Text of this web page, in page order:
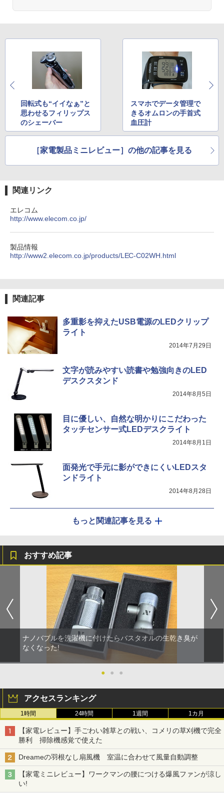
回転式も“イイなぁ”と
思わせるフィリップス
のシェーバー
スマホでデータ管理で
きるオムロンの手首式
血圧計
［家電製品ミニレビュー］の他の記事を見る
関連リンク
エレコム
http://www.elecom.co.jp/
製品情報
http://www2.elecom.co.jp/products/LEC-C02WH.html
関連記事
多重影を抑えたUSB電源のLEDクリップ
ライト
2014年7月29日
文字が読みやすい読書や勉強向きのLED
デスクスタンド
2014年8月5日
目に優しい、自然な明かりにこだわった
タッチセンサー式LEDデスクライト
2014年8月1日
面発光で手元に影ができにくいLEDスタ
ンドライト
2014年8月28日
もっと関連記事を見る
おすすめ記事
ナノバブルを洗濯機に付けたらバスタオルの生乾き臭が
なくなった!
● ● ●
アクセスランキング
1時間 24時間 1週間 1カ月
【家電レビュー】手ごわい雑草との戦い、コメリの草刈機で完全
勝利 掃除機感覚で使えた
Dreameの羽根なし扇風機 室温に合わせて風量自動調整
【家電ミニレビュー】ワークマンの腰につける爆風ファンが涼し
い!